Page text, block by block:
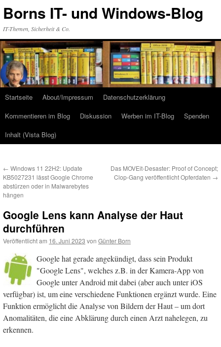
Inhalt
Borns IT- und Windows-Blog
IT-Themen, Sicherheit & Co.
Startseite About/Impressum
Datenschutzerklärung
Kommentieren im Blog
Diskussion Werben im IT-Blog
Spenden
Inhalt (Vista Blog)
← Windows 11 22H2: Update
KB5027231 lässt Google Chrome
abstürzen oder in Malwarebytes
hängen
Das MOVEit-Desaster: Proof of Concept;
Clop-Gang veröffentlicht Opferdaten →
Google Lens kann Analyse der Haut
durchführen
Veröffentlicht am 16. Juni 2023 von Günter Born
Google hat gerade angekündigt, dass sein Produkt
"Google Lens", welches z.B. in der Kamera-App von
Google unter Android mit dabei (aber auch unter iOS
verfügbar) ist, um eine verschiedene Funktionen ergänzt wurde. Eine
Funktion ermöglicht die Analyse von Bildern der Haut – um dort
Anomalitäten, die eine Abklärung durch einen Arzt nahelegen, zu
erkennen.